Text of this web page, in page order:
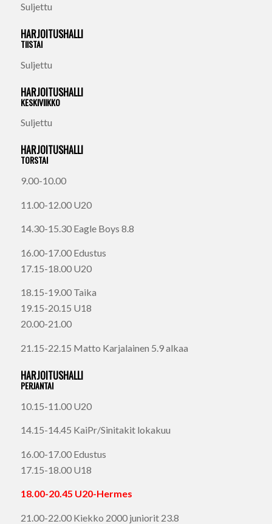
Suljettu
HARJOITUSHALLI
TIISTAI
Suljettu
HARJOITUSHALLI
KESKIVIIKKO
Suljettu
HARJOITUSHALLI
TORSTAI
9.00-10.00
11.00-12.00 U20
14.30-15.30 Eagle Boys 8.8
16.00-17.00 Edustus
17.15-18.00 U20
18.15-19.00 Taika
19.15-20.15 U18
20.00-21.00
21.15-22.15 Matto Karjalainen 5.9 alkaa
HARJOITUSHALLI
PERJANTAI
10.15-11.00 U20
14.15-14.45 KaiPr/Sinitakit lokakuu
16.00-17.00 Edustus
17.15-18.00 U18
18.00-20.45 U20-Hermes
21.00-22.00 Kiekko 2000 juniorit 23.8